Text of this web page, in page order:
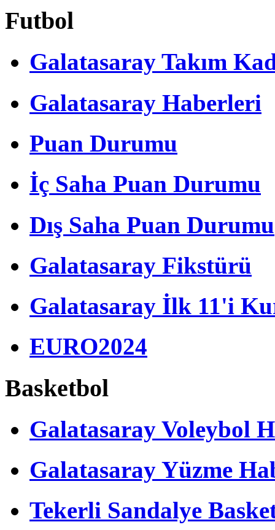
Futbol
Galatasaray Takım
Galatasaray Haberleri
Puan Durumu
İç Saha Puan Durumu
Dış Saha Puan Durumu
Galatasaray Fikstürü
Galatasaray İlk 11'i
EURO2024
Basketbol
Galatasaray Voleybol
Galatasaray Yüzme
Tekerli Sandalye